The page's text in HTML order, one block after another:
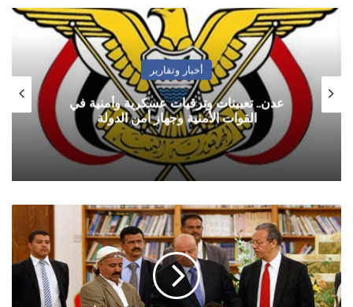
أخبار وتقارير
عدن.. تعيينات وترقيات عسكرية وأمنية في
القوات الأمنية وجهاز أمن الدولة
الحوثيون
يوقعون
على
الملحق
الأمني
والعسكري